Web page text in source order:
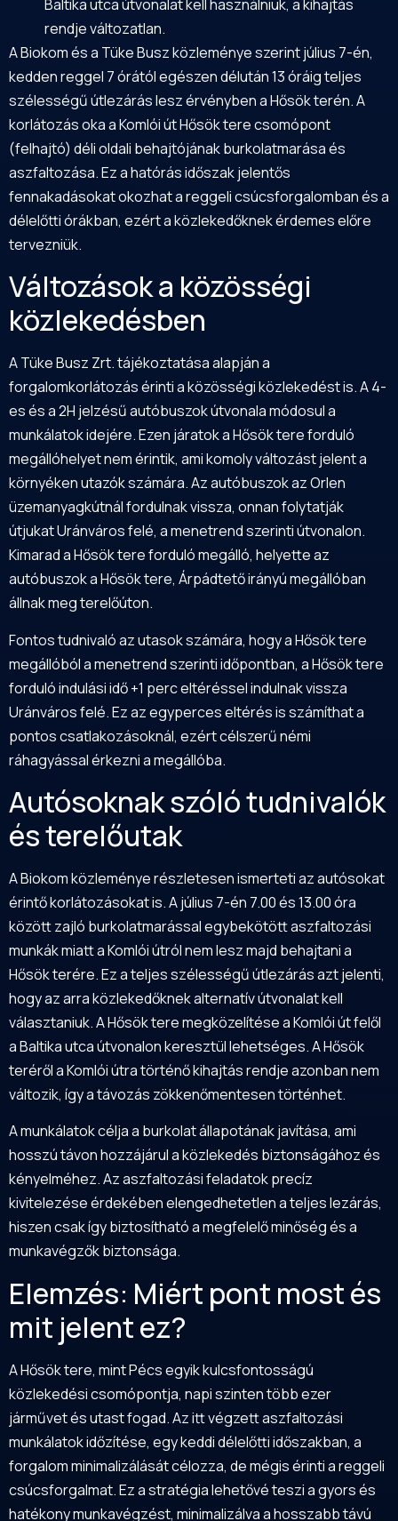
Baltika utca útvonalat kell használniuk, a kihajtás
rendje változatlan.
A Biokom és a Tüke Busz közleménye szerint július 7-én,
kedden reggel 7 órától egészen délután 13 óráig teljes
szélességű útlezárás lesz érvényben a Hősök terén. A
korlátozás oka a Komlói út Hősök tere csomópont
(felhajtó) déli oldali behajtójának burkolatmarása és
aszfaltozása. Ez a hatórás időszak jelentős
fennakadásokat okozhat a reggeli csúcsforgalomban és a
délelőtti órákban, ezért a közlekedőknek érdemes előre
tervezniük.
Változások a közösségi
közlekedésben
A Tüke Busz Zrt. tájékoztatása alapján a
forgalomkorlátozás érinti a közösségi közlekedést is. A 4-
es és a 2H jelzésű autóbuszok útvonala módosul a
munkálatok idejére. Ezen járatok a Hősök tere forduló
megállóhelyet nem érintik, ami komoly változást jelent a
környéken utazók számára. Az autóbuszok az Orlen
üzemanyagkútnál fordulnak vissza, onnan folytatják
útjukat Uránváros felé, a menetrend szerinti útvonalon.
Kimarad a Hősök tere forduló megálló, helyette az
autóbuszok a Hősök tere, Árpádtető irányú megállóban
állnak meg terelőúton.
Fontos tudnivaló az utasok számára, hogy a Hősök tere
megállóból a menetrend szerinti időpontban, a Hősök tere
forduló indulási idő +1 perc eltéréssel indulnak vissza
Uránváros felé. Ez az egyperces eltérés is számíthat a
pontos csatlakozásoknál, ezért célszerű némi
ráhagyással érkezni a megállóba.
Autósoknak szóló tudnivalók
és terelőutak
A Biokom közleménye részletesen ismerteti az autósokat
érintő korlátozásokat is. A július 7-én 7.00 és 13.00 óra
között zajló burkolatmarással egybekötött aszfaltozási
munkák miatt a Komlói útról nem lesz majd behajtani a
Hősök terére. Ez a teljes szélességű útlezárás azt jelenti,
hogy az arra közlekedőknek alternatív útvonalat kell
választaniuk. A Hősök tere megközelítése a Komlói út felől
a Baltika utca útvonalon keresztül lehetséges. A Hősök
teréről a Komlói útra történő kihajtás rendje azonban nem
változik, így a távozás zökkenőmentesen történhet.
A munkálatok célja a burkolat állapotának javítása, ami
hosszú távon hozzájárul a közlekedés biztonságához és
kényelméhez. Az aszfaltozási feladatok precíz
kivitelezése érdekében elengedhetetlen a teljes lezárás,
hiszen csak így biztosítható a megfelelő minőség és a
munkavégzők biztonsága.
Elemzés: Miért pont most és
mit jelent ez?
A Hősök tere, mint Pécs egyik kulcsfontosságú
közlekedési csomópontja, napi szinten több ezer
járművet és utast fogad. Az itt végzett aszfaltozási
munkálatok időzítése, egy keddi délelőtti időszakban, a
forgalom minimalizálását célozza, de mégis érinti a reggeli
csúcsforgalmat. Ez a stratégia lehetővé teszi a gyors és
hatékony munkavégzést, minimalizálva a hosszabb távú